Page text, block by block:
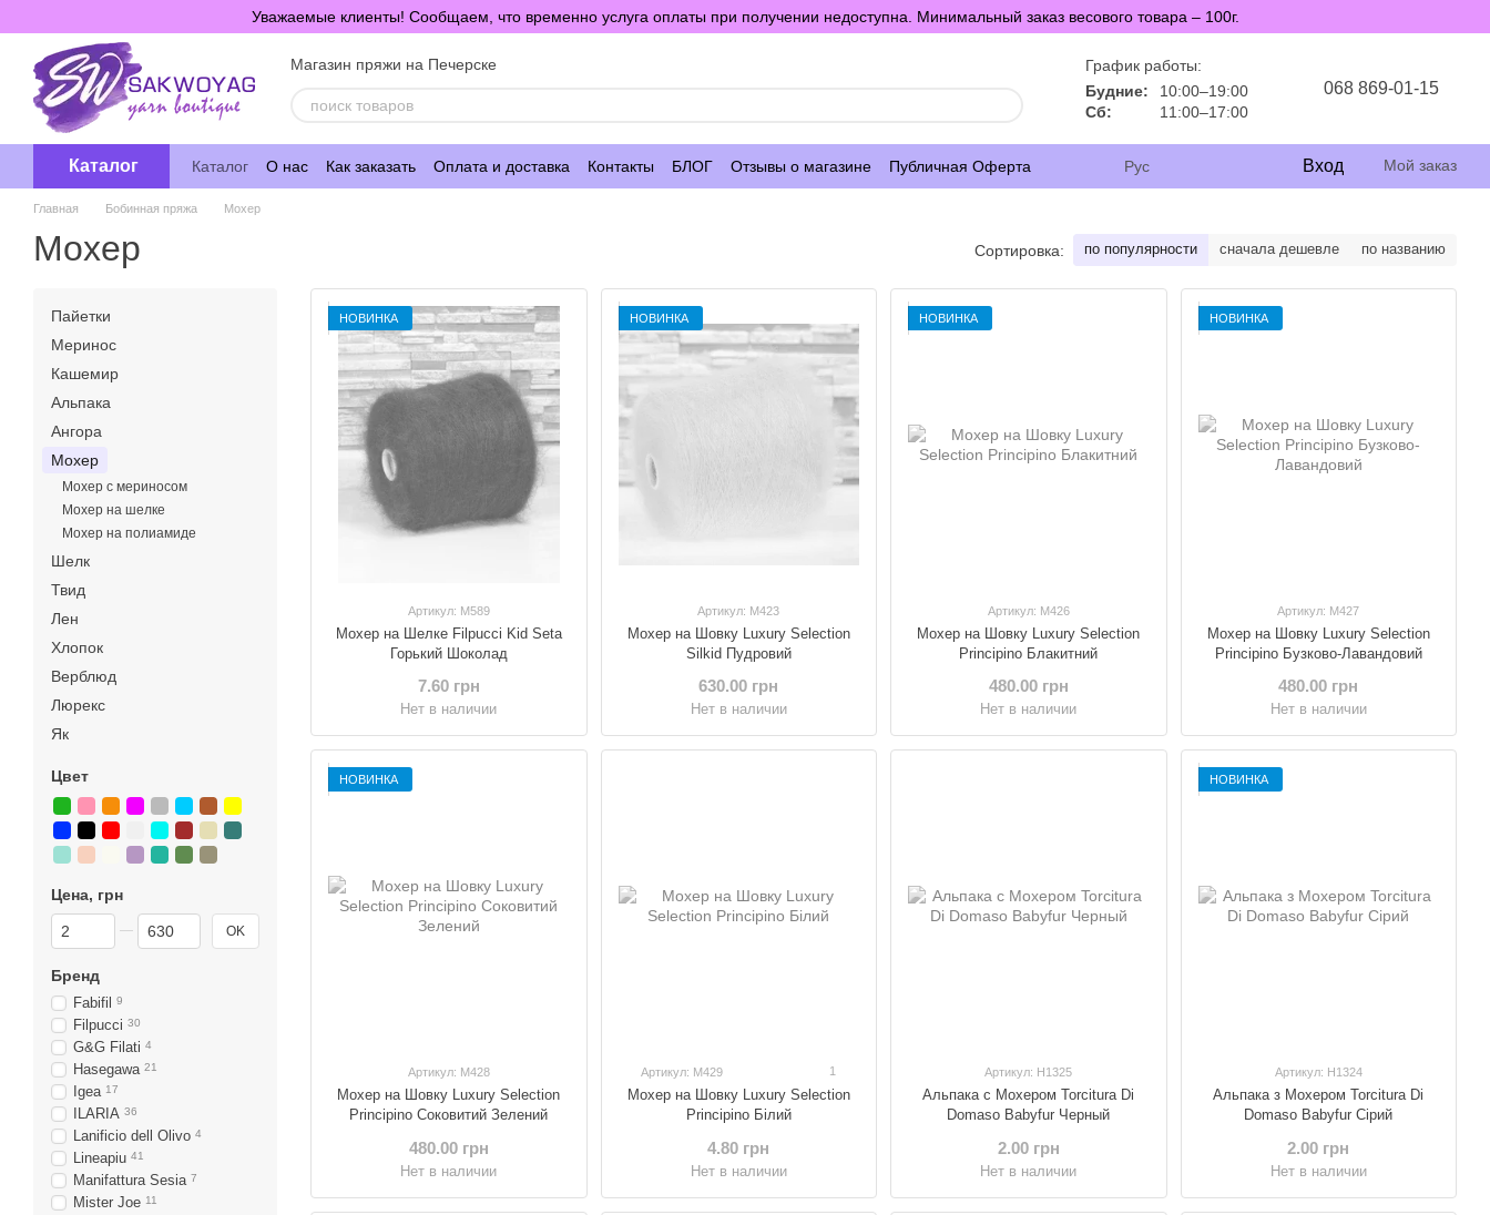
Уважаемые клиенты! Сообщаем, что временно услуга оплаты при получении недоступна. Минимальный заказ весового товара – 100г.
Магазин пряжи на Печерске
График работы:
Будние:
10:00–19:00
Сб:
11:00–17:00
068 869-01-15
Каталог Каталог О нас Как заказать Оплата и доставка Контакты БЛОГ Отзывы о магазине Публичная Оферта Рус Вход Мой заказ
Главная Бобинная пряжа Мохер
Мохер Сортировка: по популярности сначала дешевле по названию
НОВИНКА
Артикул: M589
Мохер на Шелке Filpucci Kid Seta
Горький Шоколад
7.60 грн
Нет в наличии
НОВИНКА
Артикул: M423
Мохер на Шовку Luxury Selection
Silkid Пудровий
630.00 грн
Нет в наличии
НОВИНКА
Артикул: M426
Мохер на Шовку Luxury Selection
Principino Блакитний
480.00 грн
Нет в наличии
НОВИНКА
Артикул: M427
Мохер на Шовку Luxury Selection
Principino Бузково-Лавандовий
480.00 грн
Нет в наличии
НОВИНКА
Артикул: M428
Мохер на Шовку Luxury Selection
Principino Соковитий Зелений
480.00 грн
Нет в наличии
Артикул: M429 1
Мохер на Шовку Luxury Selection
Principino Білий
4.80 грн
Нет в наличии
Артикул: H1325
Альпака с Мохером Torcitura Di
Domaso Babyfur Черный
2.00 грн
Нет в наличии
НОВИНКА
Артикул: H1324
Альпака з Мохером Torcitura Di
Domaso Babyfur Сірий
2.00 грн
Нет в наличии
Пайетки
Меринос
Кашемир
Альпака
Ангора
Мохер
Мохер с мериносом
Мохер на шелке
Мохер на полиамиде
Шелк
Твид
Лен
Хлопок
Верблюд
Люрекс
Як
Цвет
Цена, грн
От Цена, грн
До Цена, грн OK
Бренд
Fabifil 9
Filpucci 30
G&G Filati 4
Hasegawa 21
Igea 17
ILARIA 36
Lanificio dell Olivo 4
Lineapiu 41
Manifattura Sesia 7
Mister Joe 11